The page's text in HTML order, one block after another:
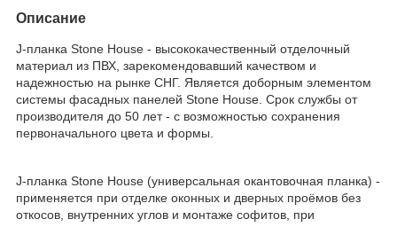
Описание
J-планка Stone House - высококачественный отделочный
материал из ПВХ, зарекомендовавший качеством и
надежностью на рынке СНГ. Является доборным элементом
системы фасадных панелей Stone House. Срок службы от
производителя до 50 лет - с возможностью сохранения
первоначального цвета и формы.
J-планка Stone House (универсальная окантовочная планка) -
применяется при отделке оконных и дверных проёмов без
откосов, внутренних углов и монтаже софитов, при